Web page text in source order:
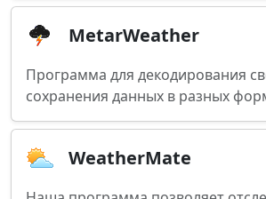
MetarWeather
Программа для декодирования
сохранения данных в разных
WeatherMate